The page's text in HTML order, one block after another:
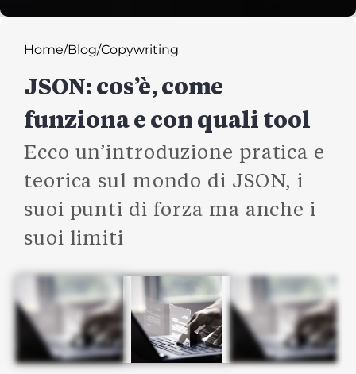
Home/Blog/Copywriting
JSON: cos’è, come
funziona e con quali tool
Ecco un’introduzione pratica e
teorica sul mondo di JSON, i
suoi punti di forza ma anche i
suoi limiti